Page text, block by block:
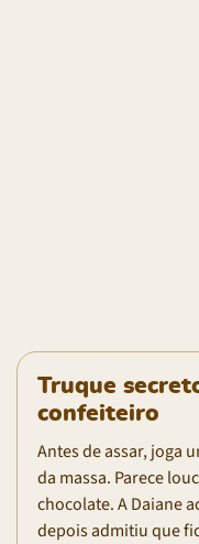
Truque
confeiteiro
Antes de assar, joga
da massa. Parece
chocolate. A Daiane
depois admitiu que